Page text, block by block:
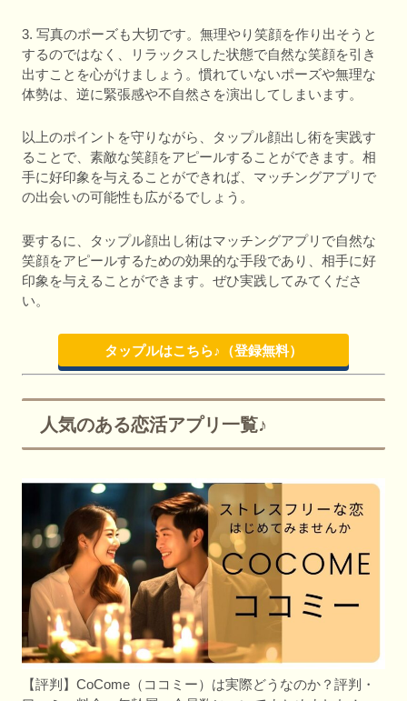
3. 写真のポーズも大切です。無理やり笑顔を作り出そうと
するのではなく、リラックスした状態で自然な笑顔を引き
出すことを心がけましょう。慣れていないポーズや無理な
体勢は、逆に緊張感や不自然さを演出してしまいます。
以上のポイントを守りながら、タップル顔出し術を実践す
ることで、素敵な笑顔をアピールすることができます。相
手に好印象を与えることができれば、マッチングアプリで
の出会いの可能性も広がるでしょう。
要するに、タップル顔出し術はマッチングアプリで自然な
笑顔をアピールするための効果的な手段であり、相手に好
印象を与えることができます。ぜひ実践してみてくださ
い。
タップルはこちら♪（登録無料）
人気のある恋活アプリ一覧♪
【評判】CoCome（ココミー）は実際どうなのか？評判・